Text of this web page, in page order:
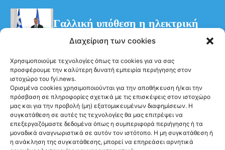
Διαχείριση των cookies
Χρησιμοποιούμε τεχνολογίες όπως τα cookies για να σας
προσφέρουμε την καλύτερη δυνατή εμπειρία περιήγησης στον
ιστοχώρο του fyi.news.
Ορισμένα cookies χρησιμοποιούνται για την αποθήκευση ή/και την
πρόσβαση σε πληροφορίες σχετικά με τις επισκέψεις στον ιστοχώρο
μας και για την προβολή (μη) εξατομικευμένων διαφημίσεων. Η
συγκατάθεση σε αυτές τις τεχνολογίες θα μας επιτρέψει να
επεξεργαζόμαστε δεδομένα όπως η συμπεριφορά περιήγησης ή τα
μοναδικά αναγνωριστικά σε αυτόν τον ιστότοπο. Η μη συγκατάθεση ή
η ανάκληση της συγκατάθεσης, μπορεί να επηρεάσει αρνητικά
Γαλλική υπόθεση η ηλεκτρική
διασύνδεση Ελλάδας–Κύπρου
Ακολούθησέ μας